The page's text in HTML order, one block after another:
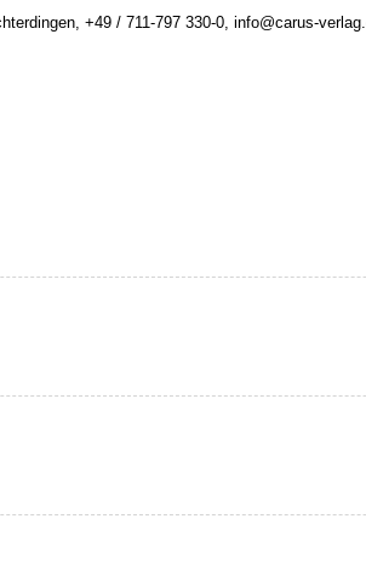
+49 / 711-797 330-0, info@carus-